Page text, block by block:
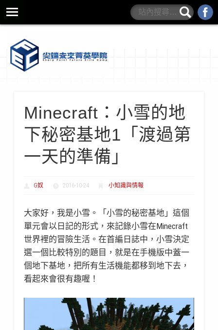
Minecraft：小雪的地
下秘密基地1「渡過第
一天的準備」
G奴 2016-10-24 小知識與情報
大家好，我是小雪。「小雪的秘密基地」這個
單元會以日記的形式，來記錄小雪在Minecraft
世界裡的冒險生活。在首編日誌中，小雪決定
選一個比較特別的題目，就是在手機版中蓋一
個地下基地，把所有生活機能都移到地下去，
看起來會很有趣喔！